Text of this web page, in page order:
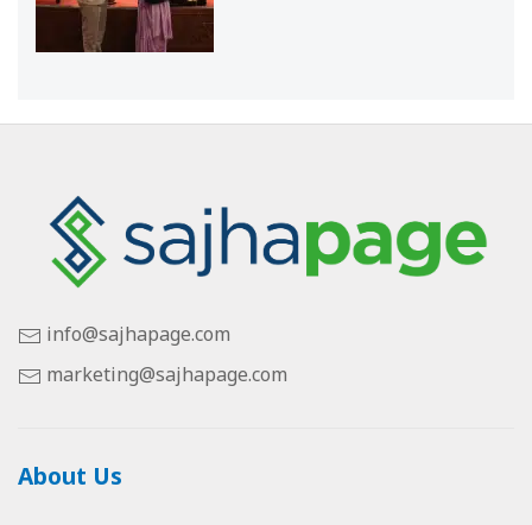
info@sajhapage.com
marketing@sajhapage.com
About Us